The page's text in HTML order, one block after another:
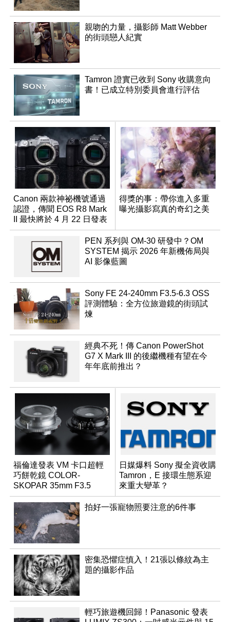
親吻的力量，攝影師 Matt Webber
的街頭戀人紀實
Tamron 證實已收到 Sony 收購意向
書！已成立特別委員會進行評估
Canon 兩款神祕機號通過
認證，傳聞 EOS R8 Mark
II 最快將於 4 月 22 日發表
得獎的事：帶你進入多重
曝光攝影寫真的奇幻之美
PEN 系列與 OM-30 研發中？OM
SYSTEM 揭示 2026 年新機佈局與
AI 影像藍圖
Sony FE 24-240mm F3.5-6.3 OSS
評測體驗：全方位旅遊鏡的街頭試
煉
經典不死！傳 Canon PowerShot
G7 X Mark III 的後繼機種有望在今
年年底前推出？
福倫達發表 VM 卡口超輕
巧餅乾鏡 COLOR-
SKOPAR 35mm F3.5
Aspherical
日媒爆料 Sony 擬全資收購
Tamron，E 接環生態系迎
來重大變革？
拍好一張寵物照要注意的6件事
密集恐懼症慎入！21張以條紋為主
題的攝影作品
輕巧旅遊機回歸！Panasonic 發表